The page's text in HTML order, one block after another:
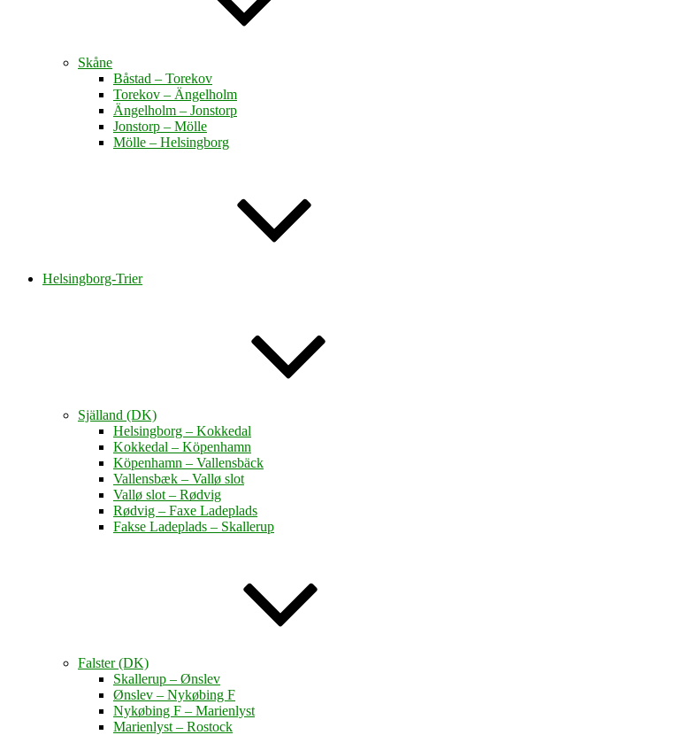
Skåne
Båstad – Torekov
Torekov – Ängelholm
Ängelholm – Jonstorp
Jonstorp – Mölle
Mölle – Helsingborg
Helsingborg-Trier
Själland (DK)
Helsingborg – Kokkedal
Kokkedal – Köpenhamn
Köpenhamn – Vallensbäck
Vallensbæk – Vallø slot
Vallø slot – Rødvig
Rødvig – Faxe Ladeplads
Fakse Ladeplads – Skallerup
Falster (DK)
Skallerup – Ønslev
Ønslev – Nykøbing F
Nykøbing F – Marienlyst
Marienlyst – Rostock